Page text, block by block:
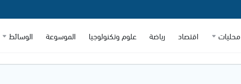
محليات اقتصاد رياضة علوم وتكنولوجيا الموسوعة الوسائط